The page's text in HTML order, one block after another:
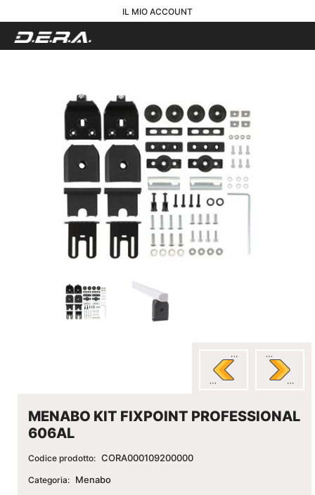
IL MIO ACCOUNT
MENABO KIT FIXPOINT PROFESSIONAL
606AL
Codice prodotto: CORA000109200000
Categoria: Menabo